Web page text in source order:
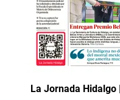
La Jornada Hidalgo